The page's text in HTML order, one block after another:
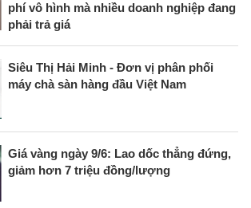
phí vô hình mà nhiều doanh nghiệp đang
phải trả giá
Siêu Thị Hải Minh - Đơn vị phân phối
máy chà sàn hàng đầu Việt Nam
Giá vàng ngày 9/6: Lao dốc thẳng đứng,
giảm hơn 7 triệu đồng/lượng